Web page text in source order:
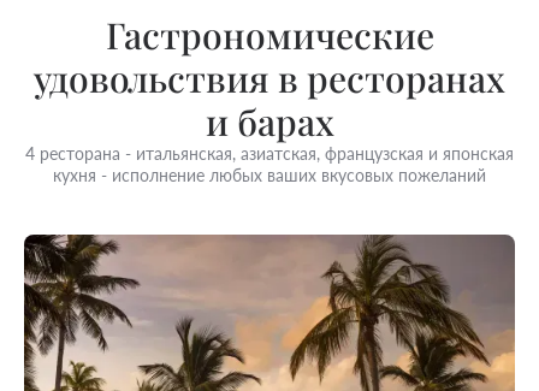
Гастрономические
удовольствия в ресторанах
и барах
4 ресторана - итальянская, азиатская, французская и японская
кухня - исполнение любых ваших вкусовых пожеланий